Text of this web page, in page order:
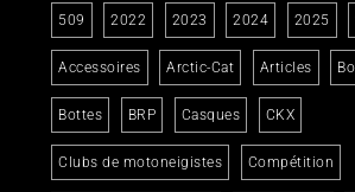
509 2022 2023 2024 2025
Accessoires Arctic-Cat Articles
Bottes BRP Casques CKX
Clubs de motoneigistes Compétition